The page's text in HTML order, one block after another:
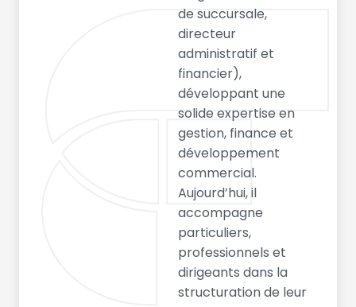
de succursale,
directeur
administratif et
financier),
développant une
solide expertise en
gestion, finance et
développement
commercial.
Aujourd’hui, il
accompagne
particuliers,
professionnels et
dirigeants dans la
structuration de leur